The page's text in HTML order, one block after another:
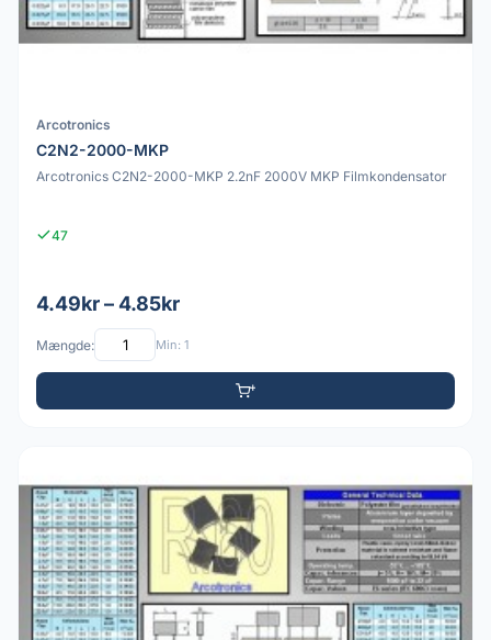
Arcotronics
C2N2-2000-MKP
Arcotronics C2N2-2000-MKP 2.2nF 2000V MKP Filmkondensator
47
4.49kr – 4.85kr
Mængde: Min: 1